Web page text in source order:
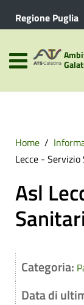
Regione Puglia
Home
Lecce -
Asl
Categoria:
Data di